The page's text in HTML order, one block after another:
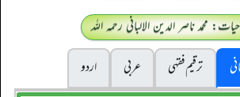
محمد ناصر الدین الالبانی رحمہ اللہ
ترقيم فقہی عربی
اردو